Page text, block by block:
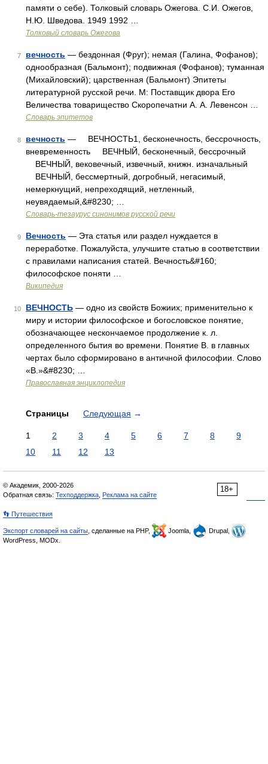
памяти о себе). Толковый словарь Ожегова. С.И. Ожегов,
Н.Ю. Шведова. 1949 1992 …
Толковый словарь Ожегова
7 вечность — бездонная (Фруг); немая (Галина, Фофанов);
однообразная (Бальмонт); подвижная (Фофанов); туманная
(Михайловский); царственная (Бальмонт) Эпитеты
литературной русской речи. М: Поставщик двора Его
Величества товарищество Скоропечатни А. А. Левенсон …
Словарь эпитетов
8 вечность — ВЕЧНОСТЬ1, бесконечность, бессрочность,
вневременность ВЕЧНЫЙ, бесконечный, бессрочный
ВЕЧНЫЙ, вековечный, извечный, книжн. изначальный
ВЕЧНЫЙ, бессмертный, догробный, негасимый,
немеркнущий, непреходящий, нетленный,
неувядаемый,&#8230; …
Словарь-тезаурус синонимов русской речи
9 Вечность — Эта статья или раздел нуждается в
переработке. Пожалуйста, улучшите статью в соответствии
с правилами написания статей. Вечность&#160;
философское поняти …
Википедия
10 ВЕЧНОСТЬ — одно из свойств Божиих; применительно к
миру и истории философское и богословское понятие,
обозначающее нескончаемое продолжение к. л.
определенного бытия во времени. Понятие В. в главных
чертах было сформировано в античной философии. Слово
«В.»&#8230; …
Православная энциклопедия
Страницы Следующая →
1 2 3 4 5 6 7 8
9
10
11 12 13
18+
© Академик, 2000-2026
Обратная связь: Техподдержка Реклама на сайте
👣 Путешествия
Экспорт словарей на сайты , сделанные на PHP, Joomla,
Drupal,
WordPress, MODx.